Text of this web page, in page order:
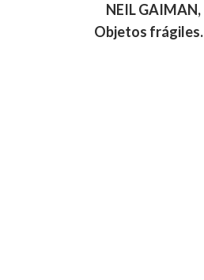
NEIL GAIMAN,
Objetos frágiles.